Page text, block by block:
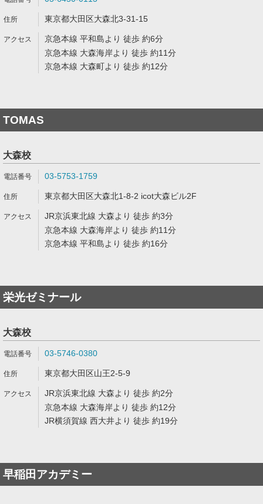
東京都大田区大森北3-31-15
京急本線 平和島より 徒歩 約6分
京急本線 大森海岸より 徒歩 約11分
京急本線 大森町より 徒歩 約12分
TOMAS
大森校
03-5753-1759
東京都大田区大森北1-8-2 icot大森ビル2F
JR京浜東北線 大森より 徒歩 約3分
京急本線 大森海岸より 徒歩 約11分
京急本線 平和島より 徒歩 約16分
栄光ゼミナール
大森校
03-5746-0380
東京都大田区山王2-5-9
JR京浜東北線 大森より 徒歩 約2分
京急本線 大森海岸より 徒歩 約12分
JR横須賀線 西大井より 徒歩 約19分
早稲田アカデミー